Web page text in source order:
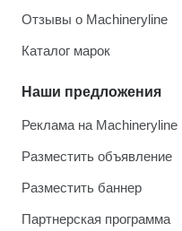
Отзывы о Machineryline
Каталог марок
Наши предложения
Реклама на Machineryline
Разместить объявление
Разместить баннер
Партнерская программа